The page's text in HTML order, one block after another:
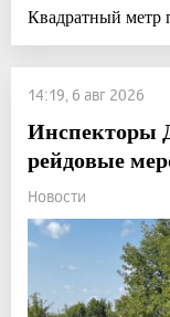
Квадратный метр
14:19, 6 авг 2026
Инспекторы
рейдовые
Новости